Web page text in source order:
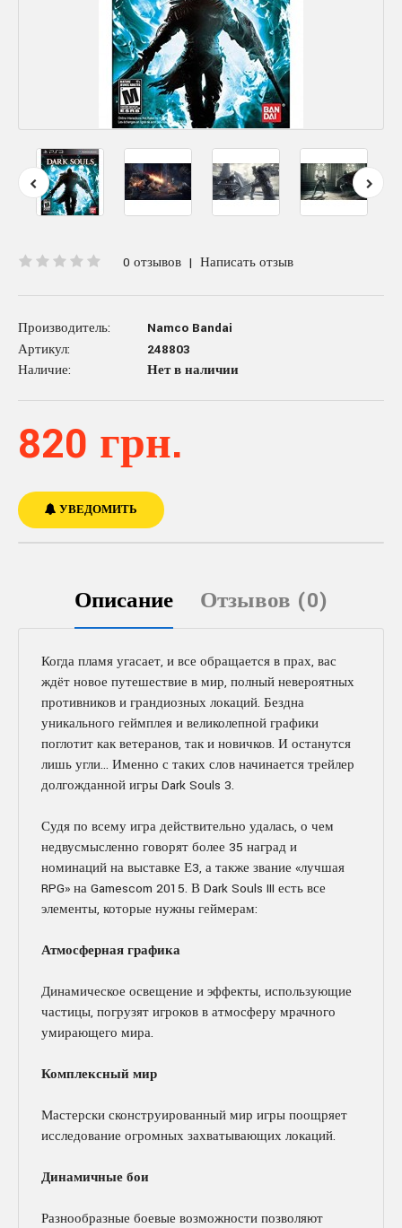
0 отзывов | Написать отзыв
Производитель:
Namco Bandai
Артикул:
248803
Наличие:
Нет в наличии
820 грн.
УВЕДОМИТЬ
Описание Отзывов (0)
Когда пламя угасает, и все обращается в прах, вас
ждёт новое путешествие в мир, полный невероятных
противников и грандиозных локаций. Бездна
уникального геймплея и великолепной графики
поглотит как ветеранов, так и новичков. И останутся
лишь угли… Именно с таких слов начинается трейлер
долгожданной игры Dark Souls 3.
Судя по всему игра действительно удалась, о чем
недвусмысленно говорят более 35 наград и
номинаций на выставке Е3, а также звание «лучшая
RPG» на Gamescom 2015. В Dark Souls III есть все
элементы, которые нужны геймерам:
Атмосферная графика
Динамическое освещение и эффекты, использующие
частицы, погрузят игроков в атмосферу мрачного
умирающего мира.
Комплексный мир
Мастерски сконструированный мир игры поощряет
исследование огромных захватывающих локаций.
Динамичные бои
Разнообразные боевые возможности позволяют